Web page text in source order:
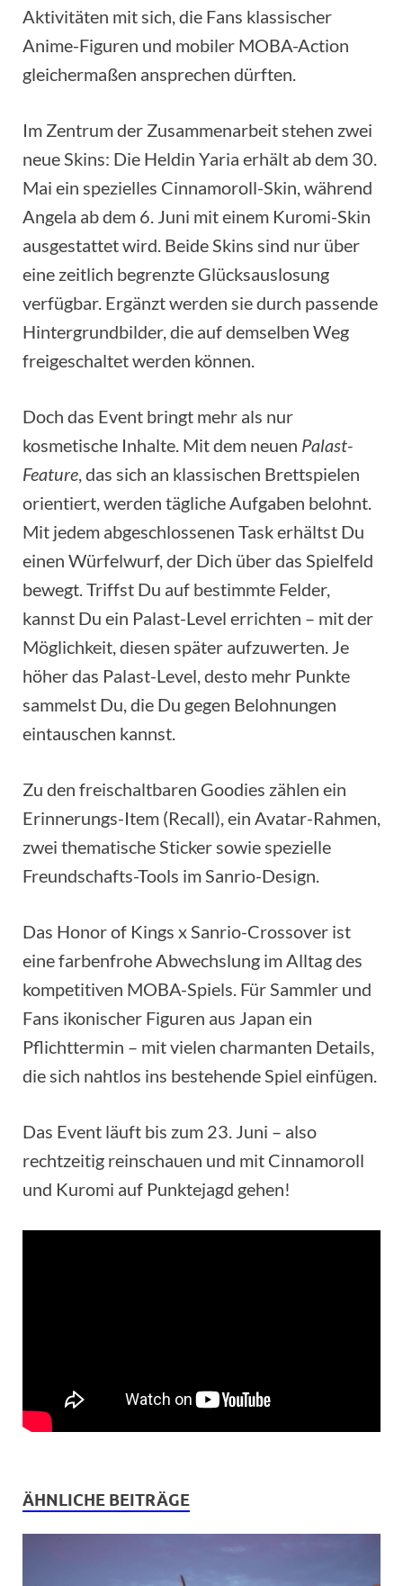
Aktivitäten mit sich, die Fans klassischer
Anime-Figuren und mobiler MOBA-Action
gleichermaßen ansprechen dürften.
Im Zentrum der Zusammenarbeit stehen zwei
neue Skins: Die Heldin Yaria erhält ab dem 30.
Mai ein spezielles Cinnamoroll-Skin, während
Angela ab dem 6. Juni mit einem Kuromi-Skin
ausgestattet wird. Beide Skins sind nur über
eine zeitlich begrenzte Glücksauslosung
verfügbar. Ergänzt werden sie durch passende
Hintergrundbilder, die auf demselben Weg
freigeschaltet werden können.
Doch das Event bringt mehr als nur
kosmetische Inhalte. Mit dem neuen Palast-
Feature, das sich an klassischen Brettspielen
orientiert, werden tägliche Aufgaben belohnt.
Mit jedem abgeschlossenen Task erhältst Du
einen Würfelwurf, der Dich über das Spielfeld
bewegt. Triffst Du auf bestimmte Felder,
kannst Du ein Palast-Level errichten – mit der
Möglichkeit, diesen später aufzuwerten. Je
höher das Palast-Level, desto mehr Punkte
sammelst Du, die Du gegen Belohnungen
eintauschen kannst.
Zu den freischaltbaren Goodies zählen ein
Erinnerungs-Item (Recall), ein Avatar-Rahmen,
zwei thematische Sticker sowie spezielle
Freundschafts-Tools im Sanrio-Design.
Das Honor of Kings x Sanrio-Crossover ist
eine farbenfrohe Abwechslung im Alltag des
kompetitiven MOBA-Spiels. Für Sammler und
Fans ikonischer Figuren aus Japan ein
Pflichttermin – mit vielen charmanten Details,
die sich nahtlos ins bestehende Spiel einfügen.
Das Event läuft bis zum 23. Juni – also
rechtzeitig reinschauen und mit Cinnamoroll
und Kuromi auf Punktejagd gehen!
ÄHNLICHE BEITRÄGE